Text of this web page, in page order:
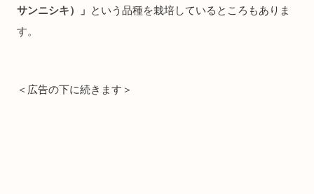
サンニシキ）」 という品種を栽培しているところもありま
す。
＜広告の下に続きます＞